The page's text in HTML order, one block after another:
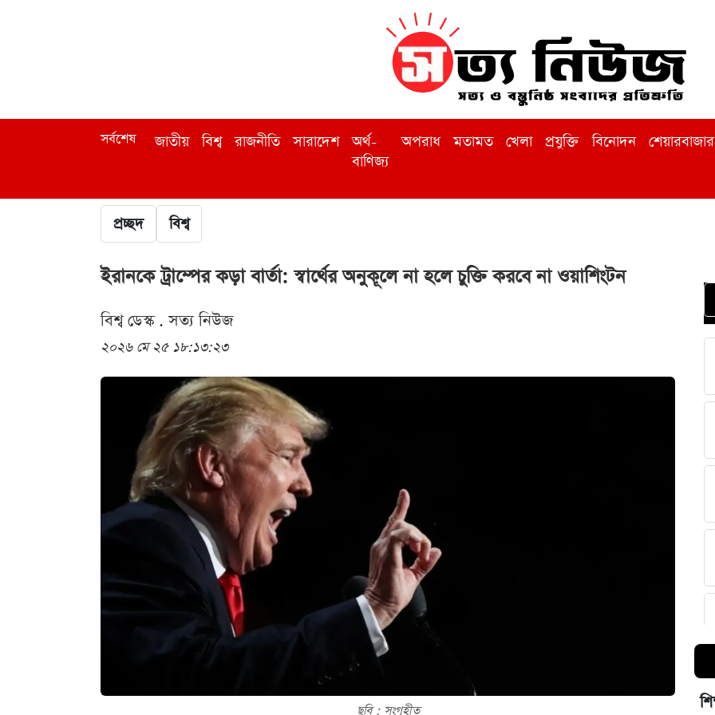
সর্বশেষ জাতীয় বিশ্ব রাজনীতি সারাদেশ
অর্থ-
বাণিজ্য
অপরাধ মতামত খেলা প্রযুক্তি বিনোদন শেয়ারবাজার
প্রচ্ছদ বিশ্ব
ইরানকে ট্রাম্পের কড়া বার্তা: স্বার্থের অনুকূলে না হলে চুক্তি করবে না ওয়াশিংটন
বিশ্ব ডেস্ক . সত্য নিউজ
২০২৬ মে ২৫ ১৮:১৩:২৩
ছবি : সংগৃহীত